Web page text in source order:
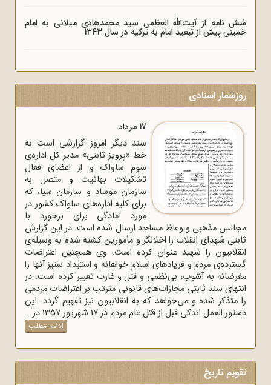
شش نامه از آیت‌الله العظمی سید محمدهادی میلانی به امام
خمینی پیش از تبعید امام به ترکیه در سال 1343
روزشمار اسنادی
17 مرداد
سند دیگر امروز گزارشی است به
خط «پرویز ثابتی» مدیر کل اداره‌ی
سوم ساواک و از اعضای فعال
تشکیلات بهائیت و متصل به
سازمان موساد و سازمان سیا، که
برای کلیه اداره‌های ساواک‌ کشور در
مورد آمادگی برای برخورد با
مجالس مذهبی و وعاظ مساجد ارسال شده است. در این گزارش
ثابتی شهدای انقلاب را اخلالگر و مأمورین کشته شده به وسیله‌ی
انقلابیون را شهید عنوان کرده است. وی همچنین اعتراضات
گسترده‌ی مردم و فریادهای اسلام خواهانه و استبداد ستیز آنها را
مغرضانه به آشوب، بی‌نظمی و قتل و غارت تعبیر کرده است. در
انتهای سند ثابتی مجازات‌های قانونی مترتب بر اعتراضات مردمی
را متذکر شده و می‌خواهد که به انقلابیون نیز تفهیم گردد. این
دستور العمل اندکی قبل از قتل عام مردم در 17 شهریور 1357 در...
ادامه مطلب
تقویم تاریخ